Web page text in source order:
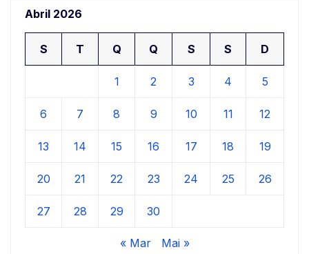
Abril 2026
S T Q Q S S D
1 2 3 4 5
6 7 8 9 10 11 12
13 14 15 16 17 18 19
20 21 22 23 24 25 26
27 28 29 30
« Mar Mai »